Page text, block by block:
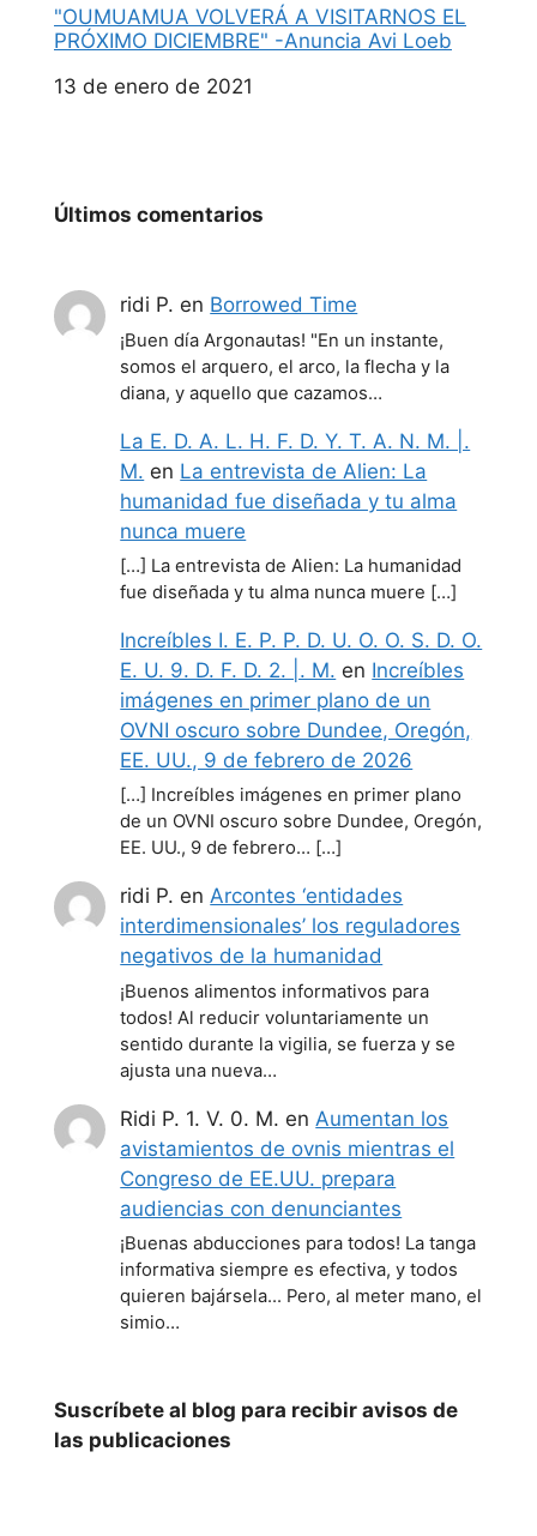
"OUMUAMUA VOLVERÁ A VISITARNOS EL
PRÓXIMO DICIEMBRE" -Anuncia Avi Loeb
Fecha
13 de enero de 2021
Últimos comentarios
ridi P. en Borrowed Time
¡Buen día Argonautas! "En un instante,
somos el arquero, el arco, la flecha y la
diana, y aquello que cazamos…
La E. D. A. L. H. F. D. Y. T. A. N. M. |.
M. en La entrevista de Alien: La
humanidad fue diseñada y tu alma
nunca muere
[…] La entrevista de Alien: La humanidad
fue diseñada y tu alma nunca muere […]
Increíbles I. E. P. P. D. U. O. O. S. D. O.
E. U. 9. D. F. D. 2. |. M. en Increíbles
imágenes en primer plano de un
OVNI oscuro sobre Dundee, Oregón,
EE. UU., 9 de febrero de 2026
[…] Increíbles imágenes en primer plano
de un OVNI oscuro sobre Dundee, Oregón,
EE. UU., 9 de febrero… […]
ridi P. enArcontes ‘entidades
interdimensionales’ los reguladores
negativos de la humanidad
¡Buenos alimentos informativos para
todos! Al reducir voluntariamente un
sentido durante la vigilia, se fuerza y se
ajusta una nueva…
Ridi P. 1. V. 0. M. en Aumentan los
avistamientos de ovnis mientras el
Congreso de EE.UU. prepara
audiencias con denunciantes
¡Buenas abducciones para todos! La tanga
informativa siempre es efectiva, y todos
quieren bajársela... Pero, al meter mano, el
simio…
Suscríbete al blog para recibir avisos de
las publicaciones